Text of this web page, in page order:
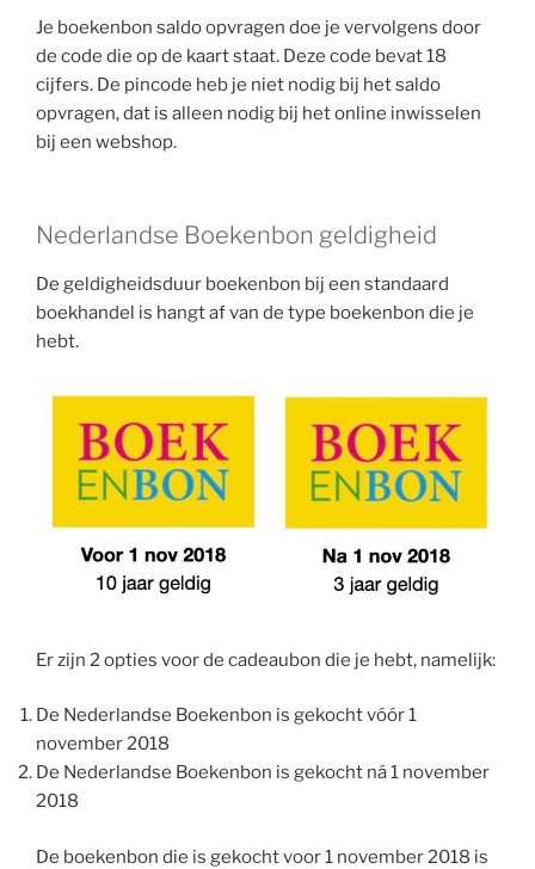
Je boekenbon saldo opvragen doe je vervolgens door
de code die op de kaart staat. Deze code bevat 18
cijfers. De pincode heb je niet nodig bij het saldo
opvragen, dat is alleen nodig bij het online inwisselen
bij een webshop.
Nederlandse Boekenbon geldigheid
De geldigheidsduur boekenbon bij een standaard
boekhandel is hangt af van de type boekenbon die je
hebt.
Er zijn 2 opties voor de cadeaubon die je hebt, namelijk:
De Nederlandse Boekenbon is gekocht vóór 1
november 2018
De Nederlandse Boekenbon is gekocht ná 1 november
2018
De boekenbon die is gekocht voor 1 november 2018 is